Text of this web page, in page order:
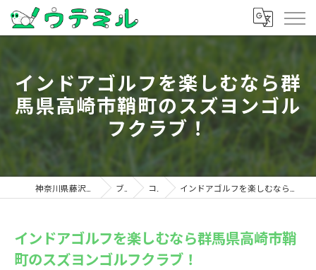
インドアゴルフを楽しむなら群
馬県高崎市鞘町のスズヨンゴル
フクラブ！
ブログ コラム インドアゴルフを楽しむなら群馬県高崎市鞘町のスズヨンゴルフクラブ！
インドアゴルフを楽しむなら群馬県高崎市鞘
町のスズヨンゴルフクラブ！